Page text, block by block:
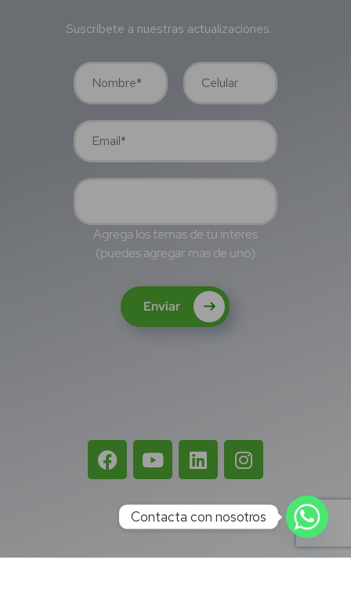
Suscríbete a nuestras actualizaciones.
Agrega los temas de tu interes
(puedes agregar mas de uno)
Enviar
Contacta con nosotros